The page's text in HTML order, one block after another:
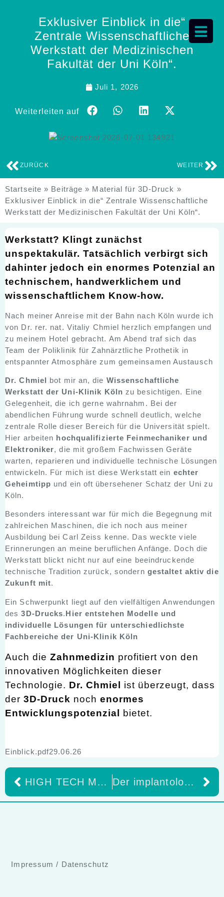
Exklusiver Einblick in die“
Zentrale Wissenschaftliche
Werkstatt der Medizinischen
Fakultät der Uni Köln“.
Juli 1, 2026
Weiterleiten auf
ZURÜCK WEITER
Startseite » Beiträge » Material für 3D-Druck »
Exklusiver Einblick in die“ Zentrale Wissenschaftliche
Werkstatt der Medizinischen Fakultät der Uni Köln“.
Werkstatt? Klingt zunächst
unspektakulär. Tatsächlich verbirgt sich
dahinter jedoch ein enormes Potenzial an
technischem, handwerklichem und
wissenschaftlichem Know-how.
Nach meiner Anreise mit der Bahn nach Köln wurde ich
von Dr. rer. nat. Vitaliy Chmiel herzlich empfangen und
zu meinem Hotel gebracht. Am Abend traf sich das
Team der Poliklinik für Zahnärztliche Prothetik in
entspannter Atmosphäre zum gemeinsamen Austausch
Dr. Chmiel bot mir an, die Wissenschaftliche
Werkstatt der Uni-Klinik Köln zu besichtigen. Eine
Gelegenheit, die ich gerne wahrnahm. Bei der
abendlichen Führung wurde schnell deutlich, welche
zentrale Rolle dieser Bereich für die Universität spielt.
Hier arbeiten hochqualifizierte Feinmechaniker und
Elektroniker, die mit großem Fachwissen Geräte
warten, reparieren und individuelle technische Lösungen
entwickeln. Für mich ist diese Werkstatt ein echter
Geheimtipp und ein oft übersehener Schatz der Uni zu
Köln.
Besonders interessant war für mich die Begegnung mit
zahlreichen Maschinen, die ich noch aus meiner
Ausbildung bei Carl Zeiss kenne. Das weckte viele
Erinnerungen an meine beruflichen Anfänge. Doch die
Werkstatt blickt nicht nur auf eine beeindruckende
technische Tradition zurück, sondern gestaltet aktiv die
Zukunft mit.
Ein Schwerpunkt liegt auf den vielfältigen Anwendungen
des3D-Drucks.Hier entstehen Modelle und
individuelle Lösungen für unterschiedlichste
Fachbereiche der Uni-Klinik Köln
Auch die Zahnmedizin profitiert von den
innovativen Möglichkeiten dieser
Technologie. Dr. Chmiel
ist überzeugt, dass
der 3D-Druck noch enormes
Entwicklungspotenzial
bietet.
Einblick.pdf29.06.26
HIGH TECH MADE IN GERMANY Teil 2 Der implantologische Innovationsblock
Impressum / Datenschutz